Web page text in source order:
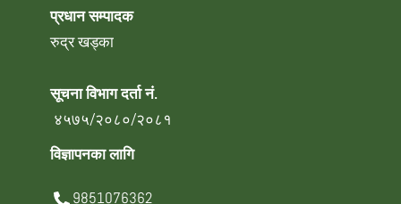
प्रधान सम्पादक
रुद्र खड्का
सूचना विभाग दर्ता नं.
४५७५/२०८०/२०८१
विज्ञापनका लागि
9851076362